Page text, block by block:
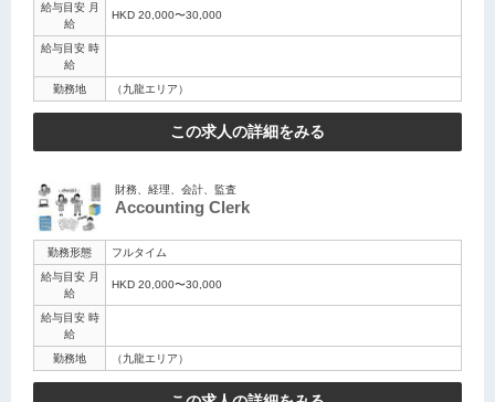
給与目安 月
給
HKD 20,000〜30,000
給与目安 時
給
勤務地
（九龍エリア）
この求人の詳細をみる
財務、経理、会計、監査
Accounting Clerk
勤務形態
フルタイム
給与目安 月
給
HKD 20,000〜30,000
給与目安 時
給
勤務地
（九龍エリア）